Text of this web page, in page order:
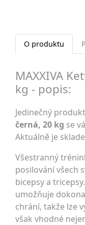
O produktu
MAXXIVA
kg - popis:
Jedinečný produkt
černá, 20 kg se
Aktuálně je
Všestranný
posilování všech
bicepsy a
umožňuje
chrání, takže lze
však vhodné